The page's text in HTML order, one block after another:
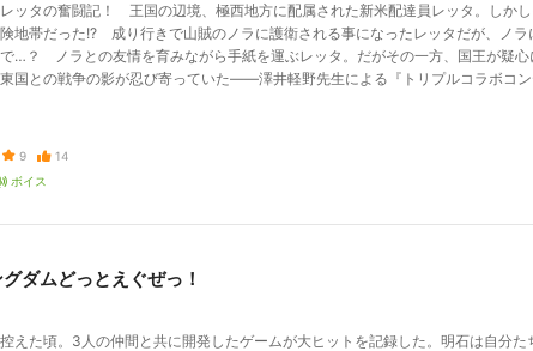
ッタの奮闘記！ 王国の辺境、極西地方に配属された新米配達員レッタ。しか
地帯だった!? 成り行きで山賊のノラに護衛される事になったレッタだが、ノラ
…？ ノラとの友情を育みながら手紙を運ぶレッタ。だがその一方、国王が疑心
国との戦争の影が忍び寄っていた――澤井軽野先生による『トリプルコラボコ
9
14
ボイス
ダムどっとえぐぜっ！
えた頃。3人の仲間と共に開発したゲームが大ヒットを記録した。明石は自分た